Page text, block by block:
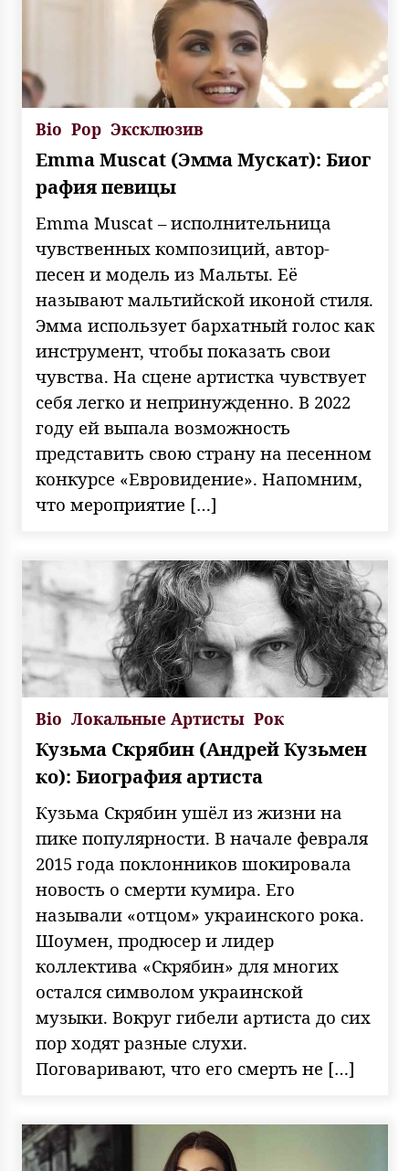
Bio Pop Эксклюзив
Emma Muscat (Эмма Мускат): Биог
рафия певицы
Emma Muscat – исполнительница
чувственных композиций, автор-
песен и модель из Мальты. Её
называют мальтийской иконой стиля.
Эмма использует бархатный голос как
инструмент, чтобы показать свои
чувства. На сцене артистка чувствует
себя легко и непринужденно. В 2022
году ей выпала возможность
представить свою страну на песенном
конкурсе «Евровидение». Напомним,
что мероприятие […]
Bio Локальные Артисты Рок
Кузьма Скрябин (Андрей Кузьмен
ко): Биография артиста
Кузьма Скрябин ушёл из жизни на
пике популярности. В начале февраля
2015 года поклонников шокировала
новость о смерти кумира. Его
называли «отцом» украинского рока.
Шоумен, продюсер и лидер
коллектива «Скрябин» для многих
остался символом украинской
музыки. Вокруг гибели артиста до сих
пор ходят разные слухи.
Поговаривают, что его смерть не […]